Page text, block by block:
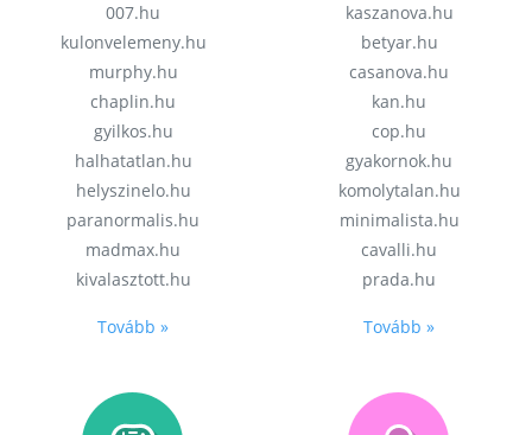
007.hu
kulonvelemeny.hu
murphy.hu
chaplin.hu
gyilkos.hu
halhatatlan.hu
helyszinelo.hu
paranormalis.hu
madmax.hu
kivalasztott.hu
Tovább »
kaszanova.hu
betyar.hu
casanova.hu
kan.hu
cop.hu
gyakornok.hu
komolytalan.hu
minimalista.hu
cavalli.hu
prada.hu
Tovább »